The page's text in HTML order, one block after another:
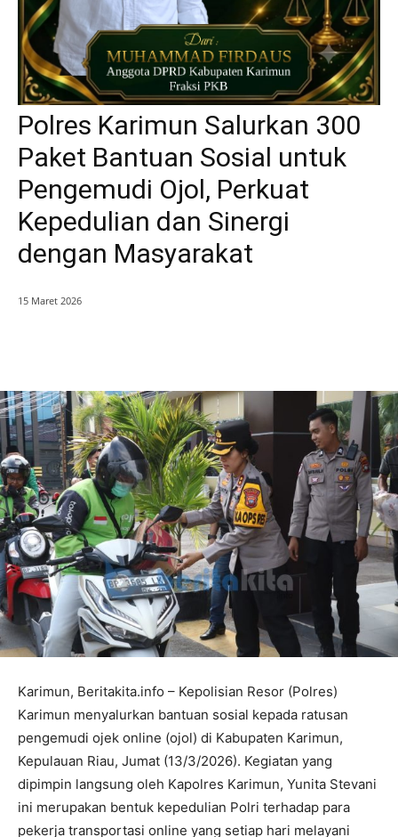
Polres Karimun Salurkan 300
Paket Bantuan Sosial untuk
Pengemudi Ojol, Perkuat
Kepedulian dan Sinergi
dengan Masyarakat
15 Maret 2026
Karimun, Beritakita.info – Kepolisian Resor (Polres)
Karimun menyalurkan bantuan sosial kepada ratusan
pengemudi ojek online (ojol) di Kabupaten Karimun,
Kepulauan Riau, Jumat (13/3/2026). Kegiatan yang
dipimpin langsung oleh Kapolres Karimun, Yunita Stevani
ini merupakan bentuk kepedulian Polri terhadap para
pekerja transportasi online yang setiap hari melayani